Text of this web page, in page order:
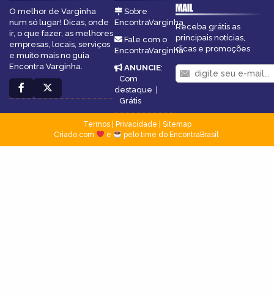
O melhor de Varginha
num só lugar! Dicas, onde
ir, o que fazer, as melhores
empresas, locais, serviços
e muito mais no guia
Encontra Varginha.
Sobre
EncontraVarginha
Fale com o
EncontraVarginha
ANUNCIE:
Com
destaque
Grátis
MAIL
Receba grátis as
principais notícias,
dicas e promoções
Termos| Privacidade
Sitemap
Criado com
e pelo time do EncontraBrasil